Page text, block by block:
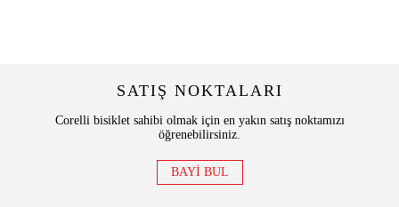
SATIŞ NOKTALARI
Corelli bisiklet sahibi olmak için en yakın satış noktamızı
öğrenebilirsiniz.
BAYİ BUL